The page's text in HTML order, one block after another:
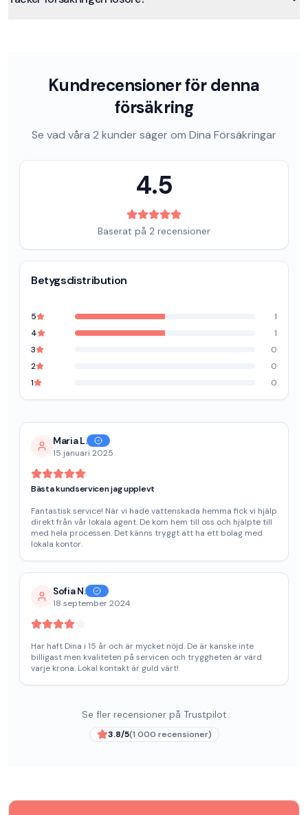
Kundrecensioner för denna
försäkring
Se vad våra 2 kunder säger om Dina Försäkringar
4.5
Baserat på 2 recensioner
Betygsdistribution
5
1
4
1
3
0
2
0
1
0
Maria L.
15 januari 2025
Bästa kundservicen jag upplevt
Fantastisk service! När vi hade vattenskada hemma fick vi hjälp
direkt från vår lokala agent. De kom hem till oss och hjälpte till
med hela processen. Det känns tryggt att ha ett bolag med
lokala kontor.
Sofia N.
18 september 2024
Har haft Dina i 15 år och är mycket nöjd. De är kanske inte
billigast men kvaliteten på servicen och tryggheten är värd
varje krona. Lokal kontakt är guld värt!
Se fler recensioner på Trustpilot
3.8/5(1 000 recensioner)